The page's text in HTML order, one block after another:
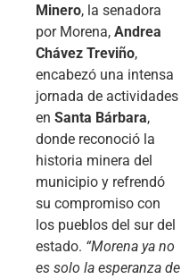
Minero, la senadora
por Morena, Andrea
Chávez Treviño,
encabezó una intensa
jornada de actividades
en Santa Bárbara,
donde reconoció la
historia minera del
municipio y refrendó
su compromiso con
los pueblos del sur del
estado. “Morena ya no
es solo la esperanza de